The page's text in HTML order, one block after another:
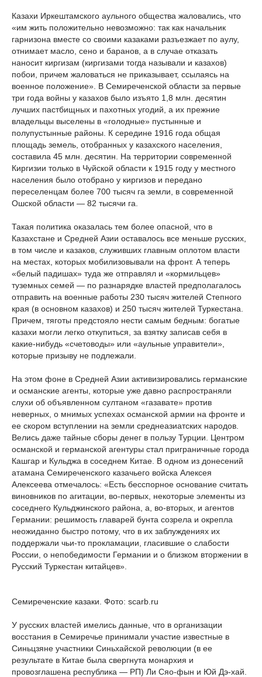
Казахи Иркештамского аульного общества жаловались, что
«им жить положительно невозможно: так как начальник
гарнизона вместе со своими казаками разъезжает по аулу,
отнимает масло, сено и баранов, а в случае отказать
наносит киргизам (киргизами тогда называли и казахов)
побои, причем жаловаться не приказывает, ссылаясь на
военное положение». В Семиреченской области за первые
три года войны у казахов было изъято 1,8 млн. десятин
лучших пастбищных и пахотных угодий, а их прежние
владельцы выселены в «голодные» пустынные и
полупустынные районы. К середине 1916 года общая
площадь земель, отобранных у казахского населения,
составила 45 млн. десятин. На территории современной
Киргизии только в Чуйской области к 1915 году у местного
населения было отобрано у киргизов и передано
переселенцам более 700 тысяч га земли, в современной
Ошской области — 82 тысячи га.
Такая политика оказалась тем более опасной, что в
Казахстане и Средней Азии оставалось все меньше русских,
в том числе и казаков, служивших главным оплотом власти
на местах, которых мобилизовывали на фронт. А теперь
«белый падишах» туда же отправлял и «кормильцев»
туземных семей — по разнарядке властей предполагалось
отправить на военные работы 230 тысяч жителей Степного
края (в основном казахов) и 250 тысяч жителей Туркестана.
Причем, тяготы предстояло нести самым бедным: богатые
казахи могли легко откупиться, за взятку записав себя в
какие-нибудь «счетоводы» или «аульные управители»,
которые призыву не подлежали.
На этом фоне в Средней Азии активизировались германские
и османские агенты, которые уже давно распространяли
слухи об объявленном султаном «газавате» против
неверных, о мнимых успехах османской армии на фронте и
ее скором вступлении на земли среднеазиатских народов.
Велись даже тайные сборы денег в пользу Турции. Центром
османской и германской агентуры стал приграничные города
Кашгар и Кульджа в соседнем Китае. В одном из донесений
атамана Семиреченского казачьего войска Алексея
Алексеева отмечалось: «Есть бесспорное основание считать
виновников по агитации, во-первых, некоторые элементы из
соседнего Кульджинского района, а, во-вторых, и агентов
Германии: решимость главарей бунта созрела и окрепла
неожиданно быстро потому, что в их заблуждениях их
поддержали чьи-то прокламации, гласившие о слабости
России, о непобедимости Германии и о близком вторжении в
Русский Туркестан китайцев».
Семиреченские казаки. Фото: scarb.ru
У русских властей имелись данные, что в организации
восстания в Семиречье принимали участие известные в
Синьцзяне участники Синьхайской революции (в ее
результате в Китае была свергнута монархия и
провозглашена республика — РП) Ли Сяо-фын и Юй Дэ-хай.